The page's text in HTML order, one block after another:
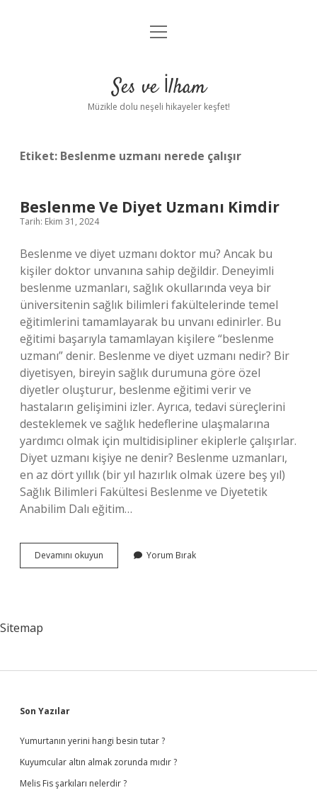
Anasayfa
Yasal Uyarı
menüyü
Ses ve İlham
Müzikle dolu neşeli hikayeler keşfet!
Etiket: Beslenme uzmanı nerede çalışır
Beslenme Ve Diyet Uzmanı Kimdir
Tarih: Ekim 31, 2024
Beslenme ve diyet uzmanı doktor mu? Ancak bu
kişiler doktor unvanına sahip değildir. Deneyimli
beslenme uzmanları, sağlık okullarında veya bir
üniversitenin sağlık bilimleri fakültelerinde temel
eğitimlerini tamamlayarak bu unvanı edinirler. Bu
eğitimi başarıyla tamamlayan kişilere “beslenme
uzmanı” denir. Beslenme ve diyet uzmanı nedir? Bir
diyetisyen, bireyin sağlık durumuna göre özel
diyetler oluşturur, beslenme eğitimi verir ve
hastaların gelişimini izler. Ayrıca, tedavi süreçlerini
desteklemek ve sağlık hedeflerine ulaşmalarına
yardımcı olmak için multidisipliner ekiplerle çalışırlar.
Diyet uzmanı kişiye ne denir? Beslenme uzmanları,
en az dört yıllık (bir yıl hazırlık olmak üzere beş yıl)
Sağlık Bilimleri Fakültesi Beslenme ve Diyetetik
Anabilim Dalı eğitim…
Devamını okuyun Beslenme
Ve
Yorum Bırak
Sitemap
Sidebar
Son Yazılar
Yumurtanın yerini hangi besin tutar ?
Kuyumcular altın almak zorunda mıdır ?
Melis Fis şarkıları nelerdir ?